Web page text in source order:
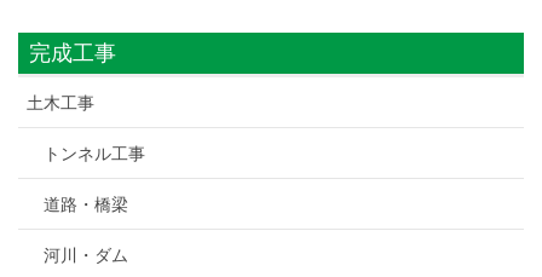
完成工事
土木工事
トンネル工事
道路・橋梁
河川・ダム